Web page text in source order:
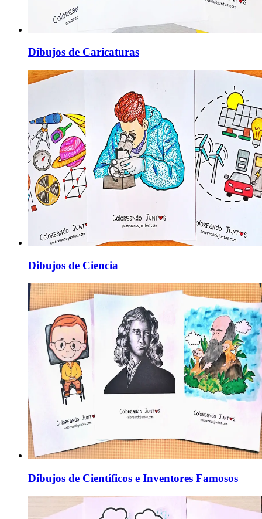
Dibujos de Caricaturas
Dibujos de Ciencia
Dibujos de Científicos e Inventores Famosos